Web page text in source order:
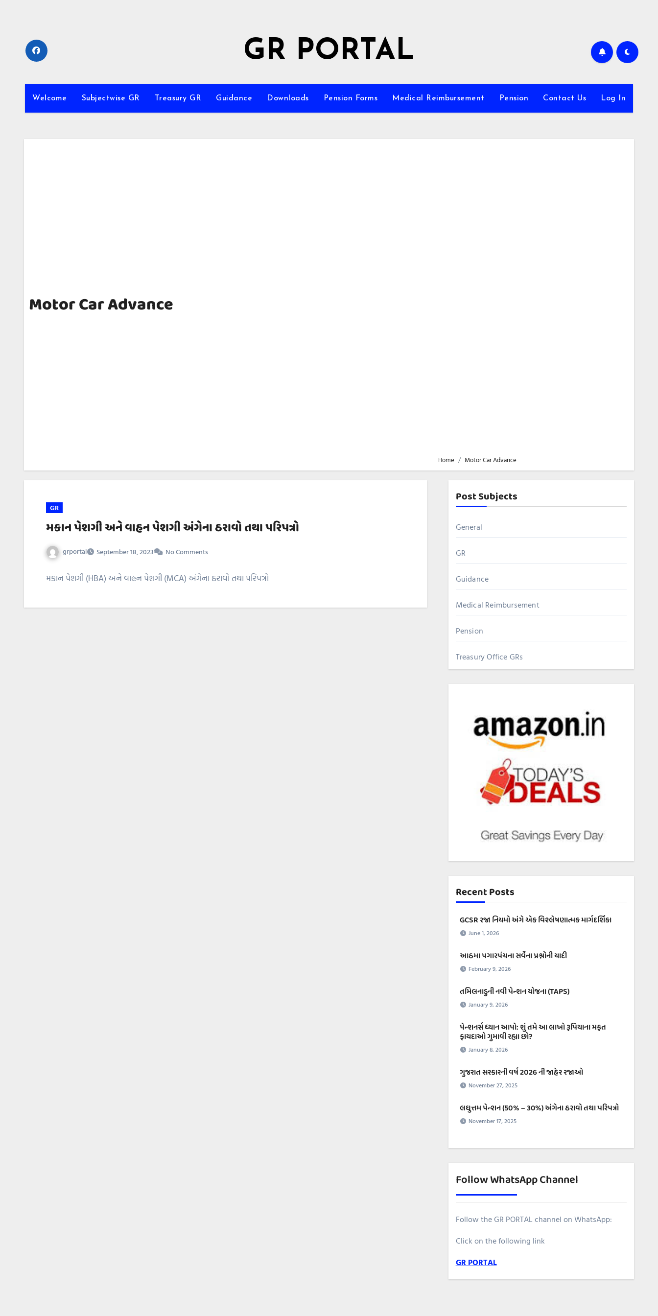
GR PORTAL
Welcome Subjectwise GR Treasury GR Guidance Downloads Pension Forms Medical Reimbursement Pension Contact Us Log In
Motor Car Advance
Home Motor Car Advance
GR
મકાન પેશગી અને વાહન પેશગી અંગેના ઠરાવો તથા પરિપત્રો
grportal September 18, 2023 No Comments
મકાન પેશગી (HBA) અને વાહન પેશગી (MCA) અંગેના ઠરાવો તથા પરિપત્રો
Post Subjects
General
GR
Guidance
Medical Reimbursement
Pension
Treasury Office GRs
Recent Posts
GCSR રજા નિયમો અંગે એક વિશ્લેષણાત્મક માર્ગદર્શિકા
June 1, 2026
આઠમા પગારપંચના સર્વેના પ્રશ્નોની યાદી
February 9, 2026
તમિલનાડુની નવી પેન્શન યોજના (TAPS)
January 9, 2026
પેન્શનર્સ ધ્યાન આપો: શું તમે આ લાખો રૂપિયાના મફત
ફાયદાઓ ગુમાવી રહ્યા છો?
January 8, 2026
ગુજરાત સરકારની વર્ષ 2026 ની જાહેર રજાઓ
November 27, 2025
લઘુત્તમ પેન્શન (50% – ૩૦%) અંગેના ઠરાવો તથા પરિપત્રો
November 17, 2025
Follow WhatsApp Channel
Follow the GR PORTAL channel on WhatsApp:
Click on the following link
GR PORTAL